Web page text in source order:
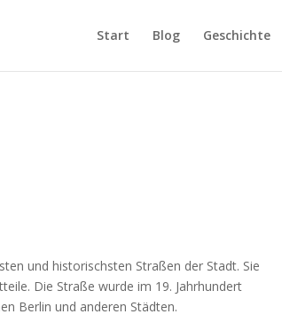
Start Blog Geschichte
und historischsten Straßen der Stadt. Sie
Die Straße wurde im 19. Jahrhundert
Berlin und anderen Städten.